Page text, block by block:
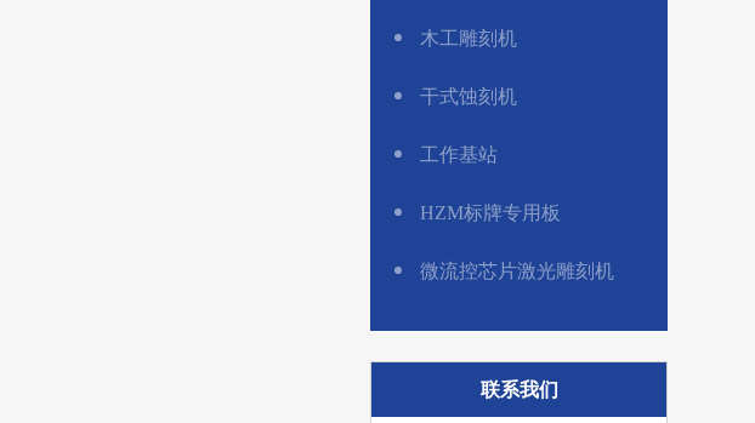
木工雕刻机
干式蚀刻机
工作基站
HZM标牌专用板
微流控芯片激光雕刻机
联系我们